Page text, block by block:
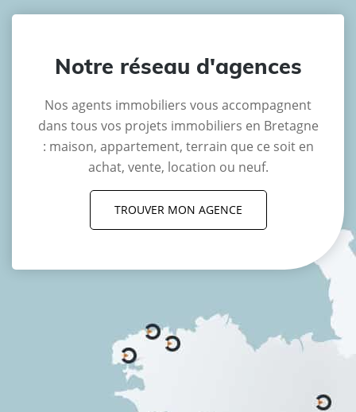
Notre réseau d'agences
Nos agents immobiliers vous accompagnent
dans tous vos projets immobiliers en Bretagne
: maison, appartement, terrain que ce soit en
achat, vente, location ou neuf.
TROUVER MON AGENCE